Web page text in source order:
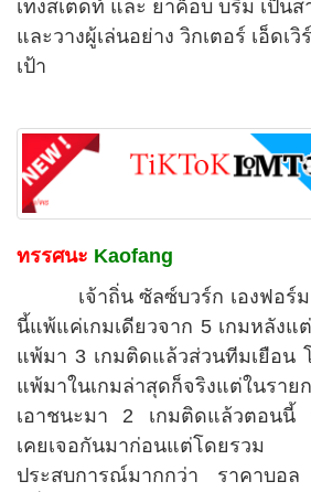
เทงสเตดท์ และ ยาค็อบ บรึม เป็น
และวางผู้เล่นอย่าง วิกเตอร์ เอ็ดเ
เป้า
ทรรศนะ Kaofang
เจ้าถิ่น ซัลซ์บวร์ก เองฟอร์มเ
นี้แพ้แค่เกมเดียวจาก 5 เกมหลังแ
แพ้มา 3 เกมติดแล้วส่วนทีมเยือน
แพ้มาในเกมล่าสุดก็จริงแต่ในราย
เอาชนะมา 2 เกมติดแล้วตอนนี้
เคยเจอกันมาก่อนแต่โดยร
ประสบการณ์มากกว่า ราคาบอล